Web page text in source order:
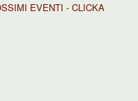
EVENTI - CLICKA